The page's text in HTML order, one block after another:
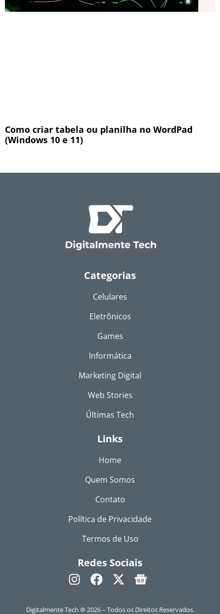
Como criar tabela ou planilha no WordPad
(Windows 10 e 11)
Categorias
Celulares
Eletrônicos
Games
Informática
Marketing Digital
Web Stories
Últimas Tech
Links
Home
Quem Somos
Contato
Política de Privacidade
Termos de Uso
Redes Sociais
Digitalmente Tech ® 2026 – Todos os Direitos Reservados.